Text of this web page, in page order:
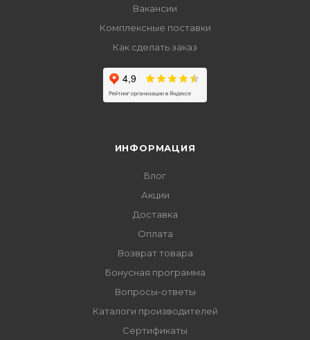
Вакансии
Комплексные поставки
Как сделать заказ
ИНФОРМАЦИЯ
Блог
Акции
Доставка
Оплата
Возврат товара
Бонусная программа
Вопросы-ответы
Каталоги производителей
Сертификаты